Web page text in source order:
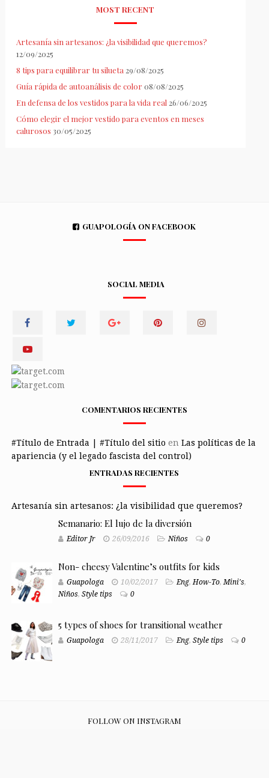
MOST RECENT
Artesanía sin artesanos: ¿la visibilidad que queremos?
12/09/2025
8 tips para equilibrar tu silueta 29/08/2025
Guía rápida de autoanálisis de color 08/08/2025
En defensa de los vestidos para la vida real 26/06/2025
Cómo elegir el mejor vestido para eventos en meses
calurosos 30/05/2025
GUAPOLOGÍA ON FACEBOOK
SOCIAL MEDIA
COMENTARIOS RECIENTES
#Título de Entrada | #Título del sitio en Las políticas de la
apariencia (y el legado fascista del control)
ENTRADAS RECIENTES
Artesanía sin artesanos: ¿la visibilidad que queremos?
Semanario: El lujo de la diversión
Editor Jr 26/09/2016 Niños 0
Non- cheesy Valentine’s outfits for kids
Guapologa 10/02/2017 Eng,How-To,Mini's,
Niños, Style tips 0
5 types of shoes for transitional weather
Guapologa 28/11/2017 Eng, Style tips 0
FOLLOW ON INSTAGRAM